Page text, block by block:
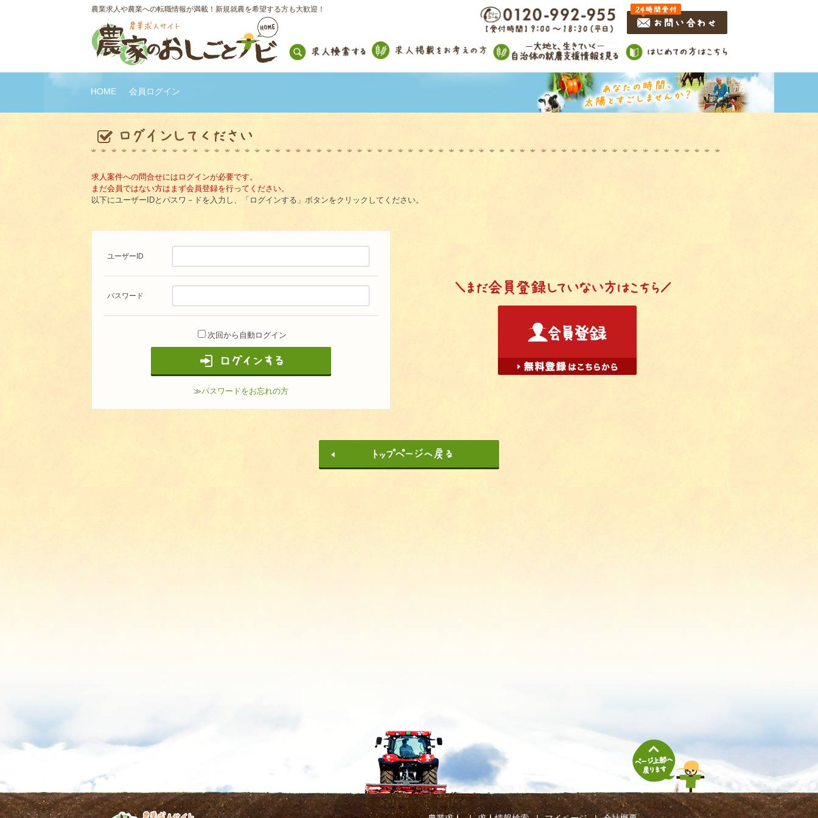
農業求人や農業への転職情報が満載！新規就農を希望する方も大歓迎！
HOME 会員ログイン
求人案件への問合せにはログインが必要です。
まだ会員ではない方はまず会員登録を行ってください。
以下にユーザーIDとパスワ－ドを入力し、「ログインする」ボタンをクリックしてください。
ユーザーID
パスワード
次回から自動ログイン
≫パスワードをお忘れの方